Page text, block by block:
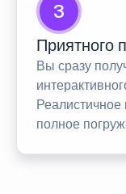
3
Приятного
Вы сразу
Реалистичное
полное